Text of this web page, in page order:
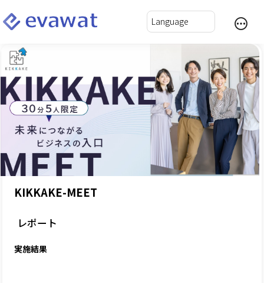
KIKKAKE-MEET
レポート
実施結果